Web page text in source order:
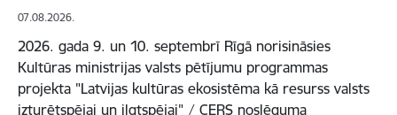
07.08.2026.
2026. gada 9. un 10. septembrī Rīgā norisināsies
Kultūras ministrijas valsts pētījumu programmas
projekta "Latvijas kultūras ekosistēma kā resurss valsts
izturētspējai un ilgtspējai" / CERS noslēguma